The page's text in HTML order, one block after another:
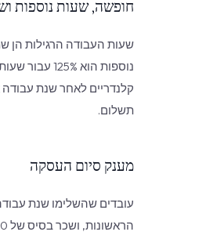
חופשה, שעות נוספות
תשלום.
מענק סיום העסקה